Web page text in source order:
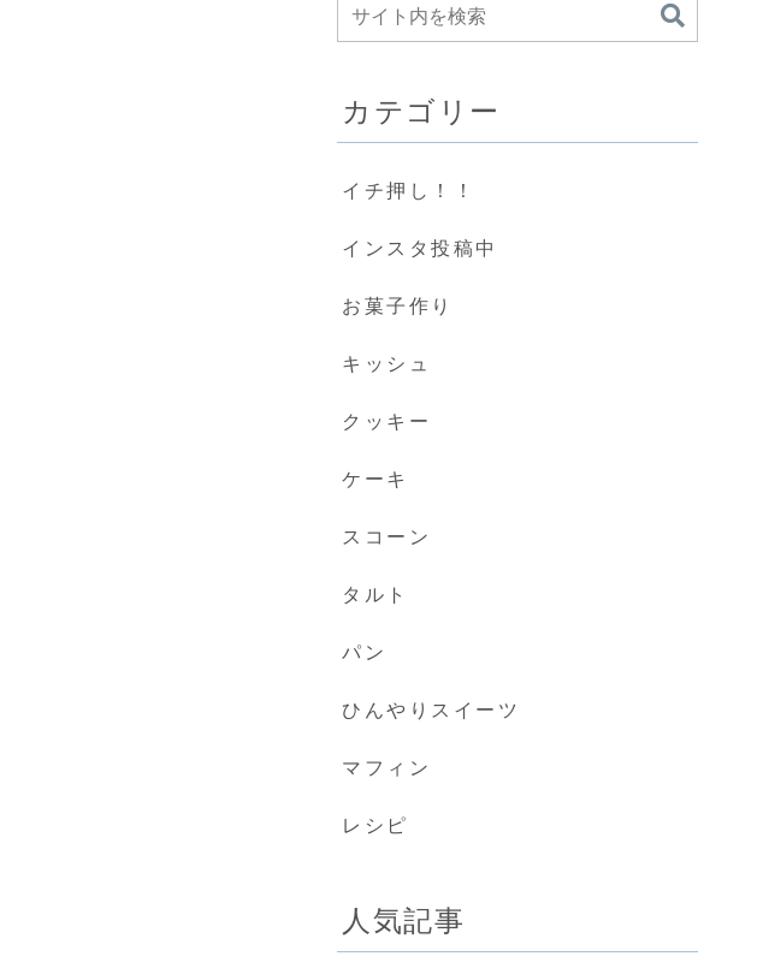
カテゴリー
イチ押し！！
インスタ投稿中
お菓子作り
キッシュ
クッキー
ケーキ
スコーン
タルト
パン
ひんやりスイーツ
マフィン
レシピ
人気記事